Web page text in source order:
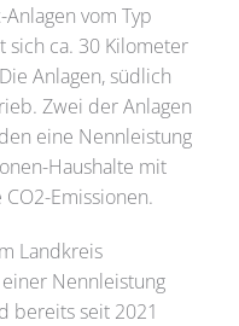
vom Typ
ca. 30 Kilometer
Anlagen, südlich
Zwei der Anlagen
eine Nennleistung
Haushalte mit
Emissionen.
Landkreis
Nennleistung
bereits seit 2021